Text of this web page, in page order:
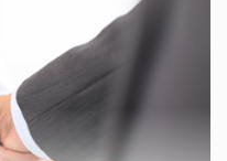
igazgatónak…